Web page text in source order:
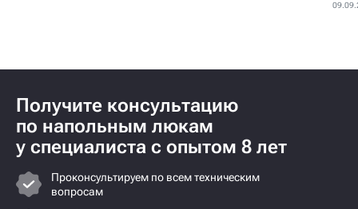
Получите консультацию
по напольным люкам
у специалиста с опытом 8 лет
Проконсультируем по всем техническим
вопросам